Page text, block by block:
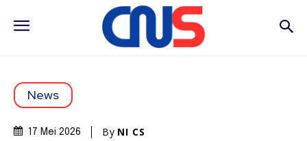
News
17 Mei 2026 By NI CS